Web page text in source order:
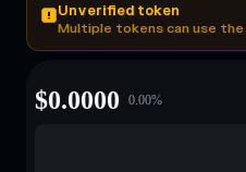
Unverified token
Multiple tokens can use
$0.0000 0.00%